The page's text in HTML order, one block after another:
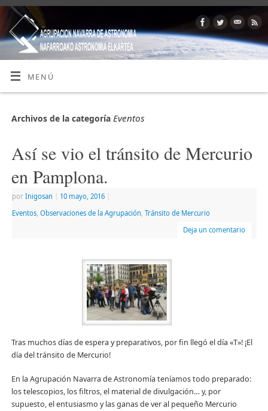
MENÚ
Archivos de la categoría Eventos
Así se vio el tránsito de Mercurio
en Pamplona.
por Inigosan 10 mayo, 2016
Eventos, Observaciones de la Agrupación Tránsito de Mercurio
Deja un comentario
Tras muchos días de espera y preparativos, por fin llegó el día «T»! ¡El
día del tránsito de Mercurio!
En la Agrupación Navarra de Astronomía teníamos todo preparado:
los telescopios, los filtros, el material de divulgación… y, por
supuesto, el entusiasmo y las ganas de ver al pequeño Mercurio